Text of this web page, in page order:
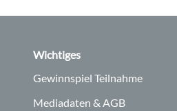
Wichtiges
Gewinnspiel Teilnahme
Mediadaten & AGB